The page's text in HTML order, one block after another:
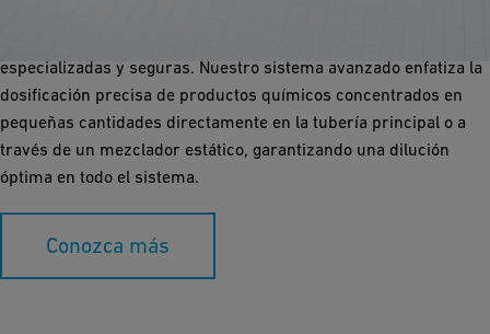
especializadas y seguras. Nuestro sistema avanzado enfatiza la
dosificación precisa de productos químicos concentrados en
pequeñas cantidades directamente en la tubería principal o a
través de un mezclador estático, garantizando una dilución
óptima en todo el sistema.
Conozca más